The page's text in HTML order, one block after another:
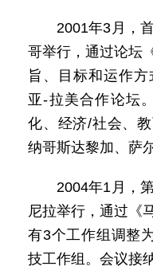
2001年3月，
哥举行，通过论坛
旨、目标和运作
亚-拉美合作论坛
化、经济/社会、
纳哥斯达黎加、萨
2004年1月，
尼拉举行，通过《
有3个工作组调整
技工作组。会议接